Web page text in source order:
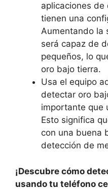
aplicaciones
tienen una
Aumentando la
será capaz de
pequeños, lo
oro bajo tierra.
Usa el equipo
detectar oro
importante que
Esto significa
con una buena
detección de
¡Descubre cómo
usando tu teléfono